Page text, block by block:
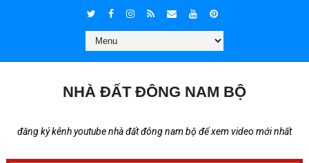
NHÀ ĐẤT ĐÔNG NAM BỘ
đăng ký kênh youtube nhà đất đông nam bộ để xem video mới nhất